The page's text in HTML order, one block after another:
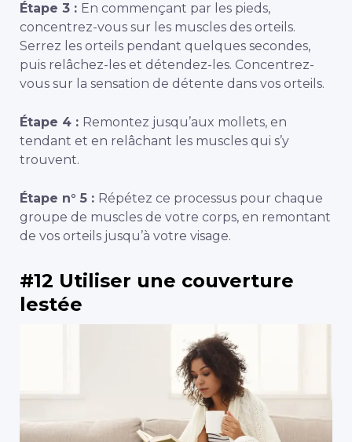
Étape 3 : En commençant par les pieds,
concentrez-vous sur les muscles des orteils.
Serrez les orteils pendant quelques secondes,
puis relâchez-les et détendez-les. Concentrez-
vous sur la sensation de détente dans vos orteils.
Étape 4 : Remontez jusqu’aux mollets, en
tendant et en relâchant les muscles qui s’y
trouvent.
Étape n° 5 : Répétez ce processus pour chaque
groupe de muscles de votre corps, en remontant
de vos orteils jusqu’à votre visage.
#12 Utiliser une couverture
lestée